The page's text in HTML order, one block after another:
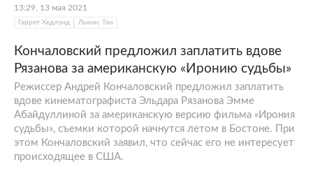
13:29, 13 мая 2021
Гаррет Хедлунд Льюис Тан
Кончаловский предложил заплатить вдове
Рязанова за американскую «Иронию судьбы»
Режиссер Андрей Кончаловский предложил заплатить
вдове кинематографиста Эльдара Рязанова Эмме
Абайдуллиной за американскую версию фильма «Ирония
судьбы», съемки которой начнутся летом в Бостоне. При
этом Кончаловский заявил, что сейчас его не интересует
происходящее в США.